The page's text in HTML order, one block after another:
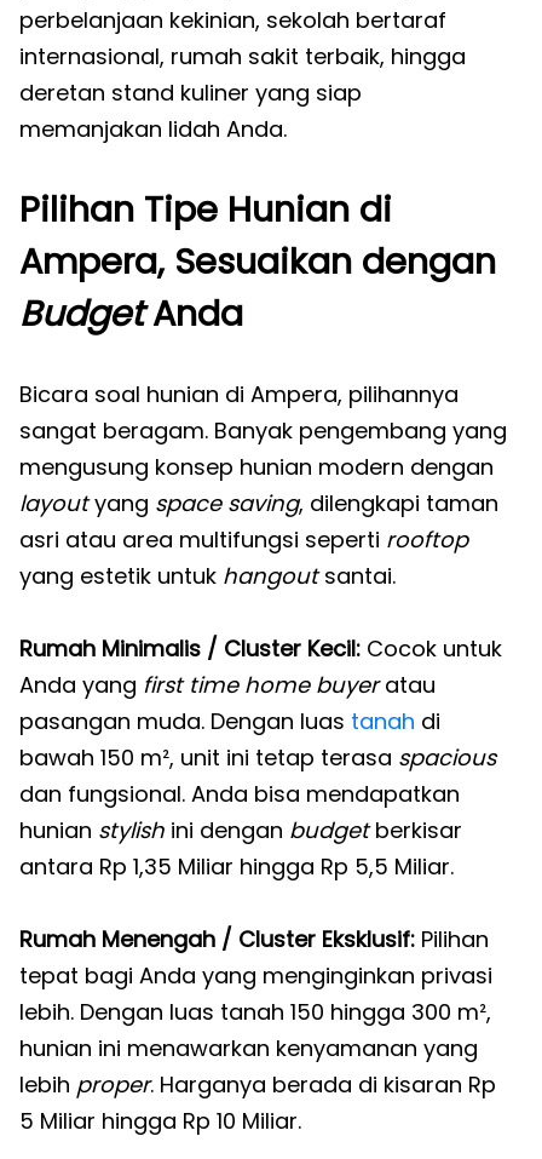
perbelanjaan kekinian, sekolah bertaraf
internasional, rumah sakit terbaik, hingga
deretan stand kuliner yang siap
memanjakan lidah Anda.
Pilihan Tipe Hunian di
Ampera, Sesuaikan dengan
BudgetAnda
Bicara soal hunian di Ampera, pilihannya
sangat beragam. Banyak pengembang yang
mengusung konsep hunian modern dengan
layoutyang space saving, dilengkapi taman
asri atau area multifungsi seperti rooftop
yang estetik untuk hangoutsantai.
Rumah Minimalis / Cluster Kecil: Cocok untuk
Anda yang first time home buyeratau
pasangan muda. Dengan luas tanah di
bawah 150 m², unit ini tetap terasa spacious
dan fungsional. Anda bisa mendapatkan
hunian stylish ini dengan budgetberkisar
antara Rp 1,35 Miliar hingga Rp 5,5 Miliar.
Rumah Menengah / Cluster Eksklusif: Pilihan
tepat bagi Anda yang menginginkan privasi
lebih. Dengan luas tanah 150 hingga 300 m²,
hunian ini menawarkan kenyamanan yang
lebih proper. Harganya berada di kisaran Rp
5 Miliar hingga Rp 10 Miliar.